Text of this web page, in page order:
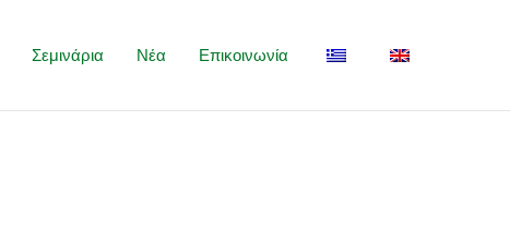
Σεμινάρια Νέα Επικοινωνία